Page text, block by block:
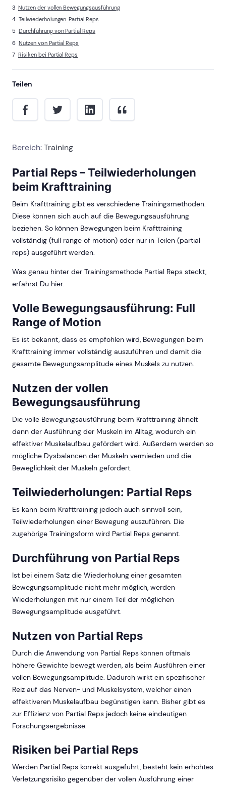
Nutzen der vollen Bewegungsausführung
Teilwiederholungen: Partial Reps
Durchführung von Partial Reps
Nutzen von Partial Reps
Risiken bei Partial Reps
Teilen
Bereich:Training
Partial Reps – Teilwiederholungen
beim Krafttraining
Beim Krafttraining gibt es verschiedene Trainingsmethoden.
Diese können sich auch auf die Bewegungsausführung
beziehen. So können Bewegungen beim Krafttraining
vollständig (full range of motion) oder nur in Teilen (partial
reps) ausgeführt werden.
Was genau hinter der Trainingsmethode Partial Reps steckt,
erfährst Du hier.
Volle Bewegungsausführung: Full
Range of Motion
Es ist bekannt, dass es empfohlen wird, Bewegungen beim
Krafttraining immer vollständig auszuführen und damit die
gesamte Bewegungsamplitude eines Muskels zu nutzen.
Nutzen der vollen
Bewegungsausführung
Die volle Bewegungsausführung beim Krafttraining ähnelt
dann der Ausführung der Muskeln im Alltag, wodurch ein
effektiver Muskelaufbau gefördert wird. Außerdem werden so
mögliche Dysbalancen der Muskeln vermieden und die
Beweglichkeit der Muskeln gefördert.
Teilwiederholungen: Partial Reps
Es kann beim Krafttraining jedoch auch sinnvoll sein,
Teilwiederholungen einer Bewegung auszuführen. Die
zugehörige Trainingsform wird Partial Reps genannt.
Durchführung von Partial Reps
Ist bei einem Satz die Wiederholung einer gesamten
Bewegungsamplitude nicht mehr möglich, werden
Wiederholungen mit nur einem Teil der möglichen
Bewegungsamplitude ausgeführt.
Nutzen von Partial Reps
Durch die Anwendung von Partial Reps können oftmals
höhere Gewichte bewegt werden, als beim Ausführen einer
vollen Bewegungsamplitude. Dadurch wirkt ein spezifischer
Reiz auf das Nerven- und Muskelsystem, welcher einen
effektiveren Muskelaufbau begünstigen kann. Bisher gibt es
zur Effizienz von Partial Reps jedoch keine eindeutigen
Forschungsergebnisse.
Risiken bei Partial Reps
Werden Partial Reps korrekt ausgeführt, besteht kein erhöhtes
Verletzungsrisiko gegenüber der vollen Ausführung einer